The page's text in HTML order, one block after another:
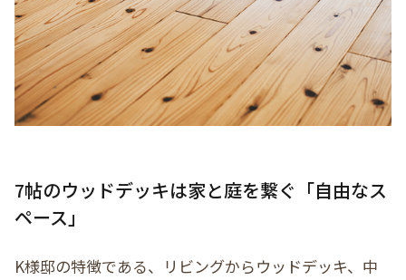
7帖のウッドデッキは家と庭を繋ぐ「自由なス
ペース」
K様邸の特徴である、リビングからウッドデッキ、中